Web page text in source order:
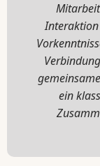
Interaktion
ein